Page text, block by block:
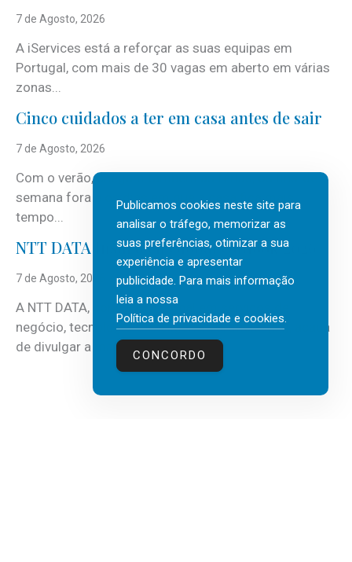
7 de Agosto, 2026
A iServices está a reforçar as suas equipas em
Portugal, com mais de 30 vagas em aberto em várias
zonas...
Cinco cuidados a ter em casa antes de sair
7 de Agosto, 2026
Com o verão, chegam também as férias, os fins-de-
semana fora e os dias em que a casa fica mais
tempo...
NTT DATA Insurtech Global Outlook 2026
7 de Agosto, 2026
A NTT DATA, consultora global em serviços de
negócio, tecnologia e inteligência artificial (IA), acaba
de divulgar a mais recente...
Publicamos cookies neste site para
analisar o tráfego, memorizar as
suas preferências, otimizar a sua
experiência e apresentar
publicidade. Para mais informação
leia a nossa
Política de privacidade e cookies.
CONCORDO